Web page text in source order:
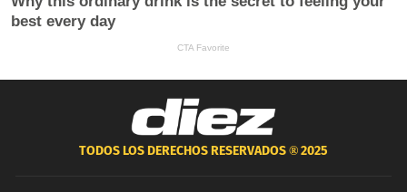
TODOS LOS DERECHOS RESERVADOS ®2025